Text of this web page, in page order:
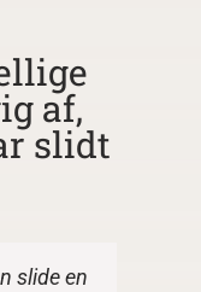
af,
slidt
slide en